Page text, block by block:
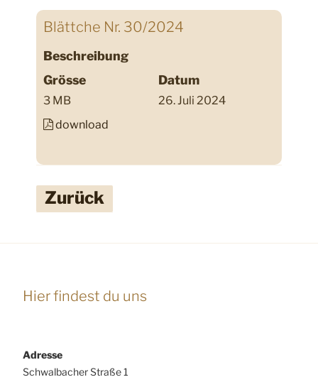
Blättche Nr. 30/2024
Beschreibung
Grösse
3 MB
Datum
26. Juli 2024
download
Zurück
Hier findest du uns
Adresse
Schwalbacher Straße 1